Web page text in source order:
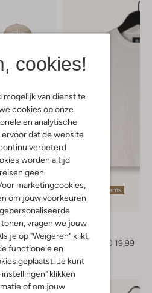
cookies!
mogelijk van dienst te
cookies op onze
en analytische
dat de website
verbeterd
worden altijd
geen
marketingcookies,
om jouw voorkeuren
vragen we jouw
je op "Weigeren" klikt,
functionele en
geplaatst. Je kunt
klikken
of om jouw
Laatste items
-60%
Malelions
T-shirt
€ 49,99
€ 19,99